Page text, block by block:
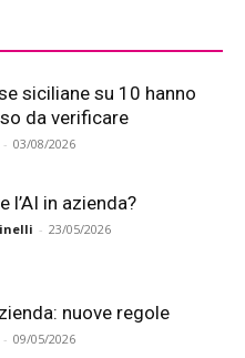
siciliane su 10 hanno
da verificare
- 03/08/2026
l’AI in azienda?
- 23/05/2026
nuove regole
- 09/05/2026